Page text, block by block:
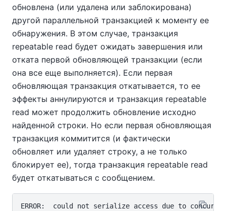
обновлена (или удалена или заблокирована)
другой параллельной транзакцией к моменту ее
обнаружения. В этом случае, транзакция
repeatable read будет ожидать завершения или
отката первой обновляющей транзакции (если
она все еще выполняется). Если первая
обновляющая транзакция откатывается, то ее
эффекты аннулируются и транзакция repeatable
read может продолжить обновление исходно
найденной строки. Но если первая обновляющая
транзакция коммитится (и фактически
обновляет или удаляет строку, а не только
блокирует ее), тогда транзакция repeatable read
будет откатываться с сообщением.